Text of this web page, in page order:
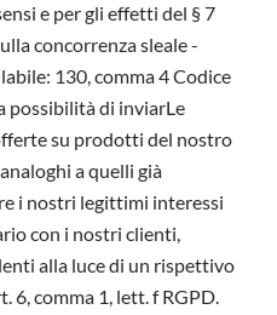
e per gli effetti del § 7
concorrenza sleale -
130, comma 4 Codice
possibilità di inviarLe
su prodotti del nostro
a quelli già
i nostri legittimi interessi
con i nostri clienti,
alla luce di un rispettivo
6, comma 1, lett. f RGPD.